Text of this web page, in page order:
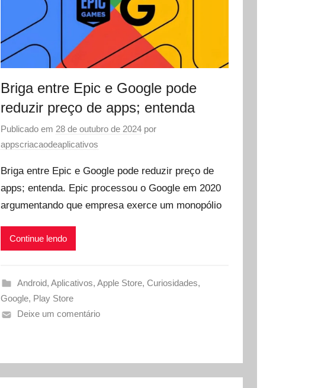
Briga entre Epic e Google pode
reduzir preço de apps; entenda
Publicado em 28 de outubro de 2024 por
appscriacaodeaplicativos
Briga entre Epic e Google pode reduzir preço de
apps; entenda. Epic processou o Google em 2020
argumentando que empresa exerce um monopólio
Continue lendo
Android, Aplicativos, Apple Store, Curiosidades,
Google, Play Store
Deixe um comentário